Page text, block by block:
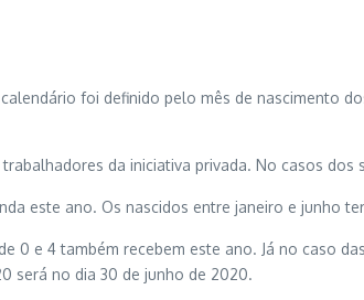
foi definido pelo mês de nascimento
da iniciativa privada. No casos
este ano. Os nascidos entre janeiro e junho
0 e 4 também recebem este ano. Já no caso
será no dia 30 de junho de 2020.